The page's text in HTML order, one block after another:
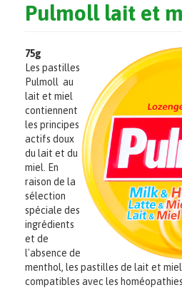
Pulmoll lait et
75g
Les pastilles
Pulmoll au
lait et miel
contiennent
les principes
actifs doux
du lait et du
miel. En
raison de la
sélection
spéciale des
ingrédients
et de
l'absence de
menthol, les pastilles de lait et
compatibles avec les